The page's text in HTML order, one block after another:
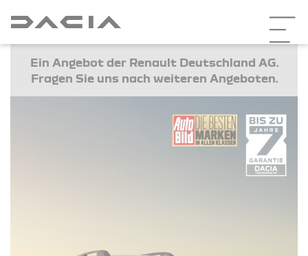
Ein Angebot der Renault Deutschland AG.
Fragen Sie uns nach weiteren Angeboten.